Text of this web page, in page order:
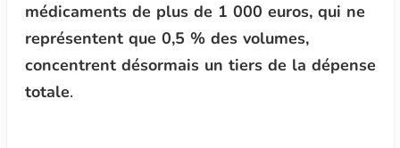
médicaments de plus de 1 000 euros, qui ne
représentent que 0,5 % des volumes,
concentrent désormais un tiers de la dépense
totale.